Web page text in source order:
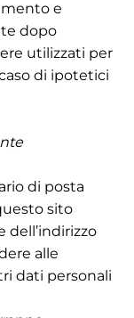
e
dopo
utilizzati per
di ipotetici
di posta
sito
dell’indirizzo
alle
dati personali